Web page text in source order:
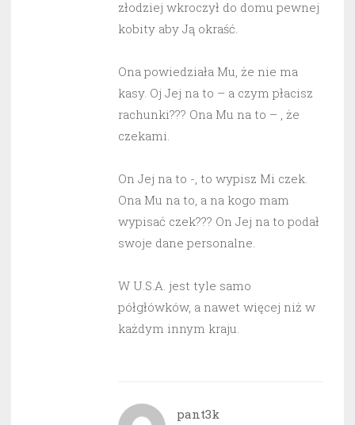
złodziej wkroczył do domu pewnej
kobity aby Ją okraść.
Ona powiedziała Mu, że nie ma
kasy. Oj Jej na to – a czym płacisz
rachunki??? Ona Mu na to – , że
czekami.
On Jej na to -, to wypisz Mi czek.
Ona Mu na to, a na kogo mam
wypisać czek??? On Jej na to podał
swoje dane personalne.
W U.S.A. jest tyle samo
półgłówków, a nawet więcej niż w
każdym innym kraju.
pant3k